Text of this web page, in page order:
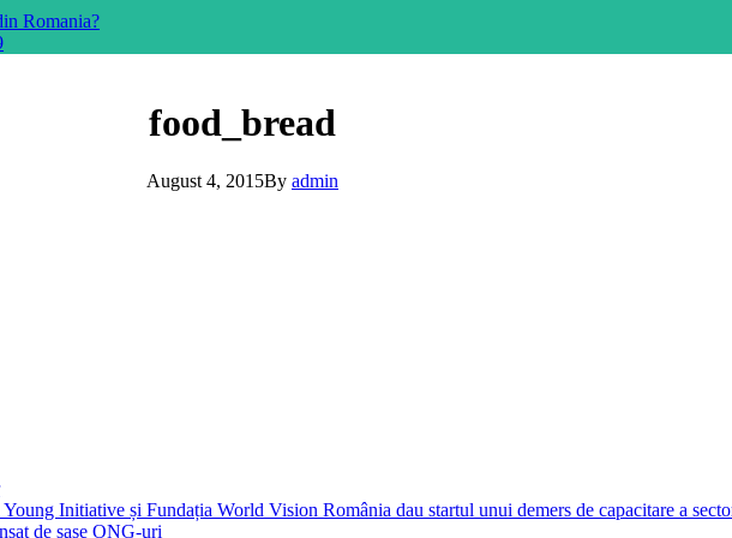
Romania?
food_bread
August 4, 2015By admin
Initiative și Fundația World Vision România dau startul unui demers de capacitare a
de șase ONG-uri